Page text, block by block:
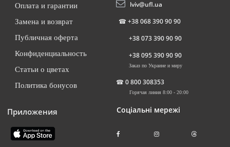
Оплата и гарантии
Замена и возврат
Публичная оферта
Конфиденциальность
Статьи о цветах
Политика бонусов
Приложения
lviv@ufl.ua
☎ +38 068 390 90 90
+38 073 390 90 90
+38 095 390 90 90
Заказ по Украине и миру
☎ 0 800 308353
Горячая линия 8:00 - 20:00
Соціальні мережі